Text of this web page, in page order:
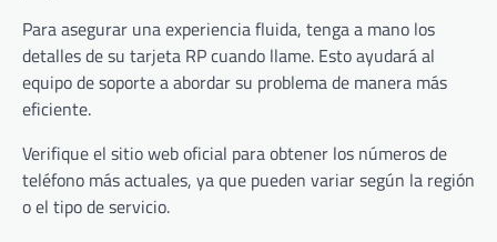
Para asegurar una experiencia fluida, tenga a mano los
detalles de su tarjeta RP cuando llame. Esto ayudará al
equipo de soporte a abordar su problema de manera más
eficiente.
Verifique el sitio web oficial para obtener los números de
teléfono más actuales, ya que pueden variar según la región
o el tipo de servicio.